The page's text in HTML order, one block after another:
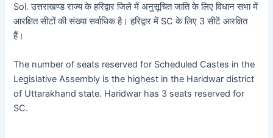
Sol. उत्तराखण्ड राज्य के हरिद्वार जिले में अनुसूचित जाति के लिए विधान सभा में
आरक्षित सीटों की संख्या सर्वाधिक है। हरिद्वार में SC के लिए 3 सीटें आरक्षित
हैं।
The number of seats reserved for Scheduled Castes in the
Legislative Assembly is the highest in the Haridwar district
of Uttarakhand state. Haridwar has 3 seats reserved for
SC.